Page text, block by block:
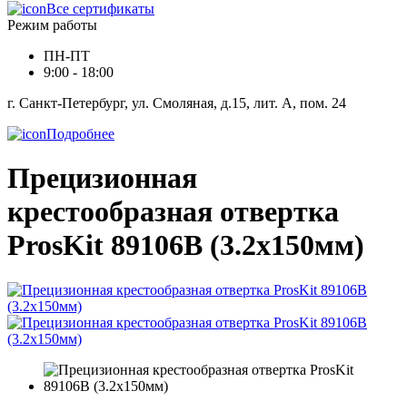
Все сертификаты
Режим работы
ПН-ПТ
9:00 - 18:00
г. Санкт-Петербург, ул. Смоляная, д.15, лит. А, пом. 24
Подробнее
Прецизионная
крестообразная отвертка
ProsKit 89106B (3.2x150мм)